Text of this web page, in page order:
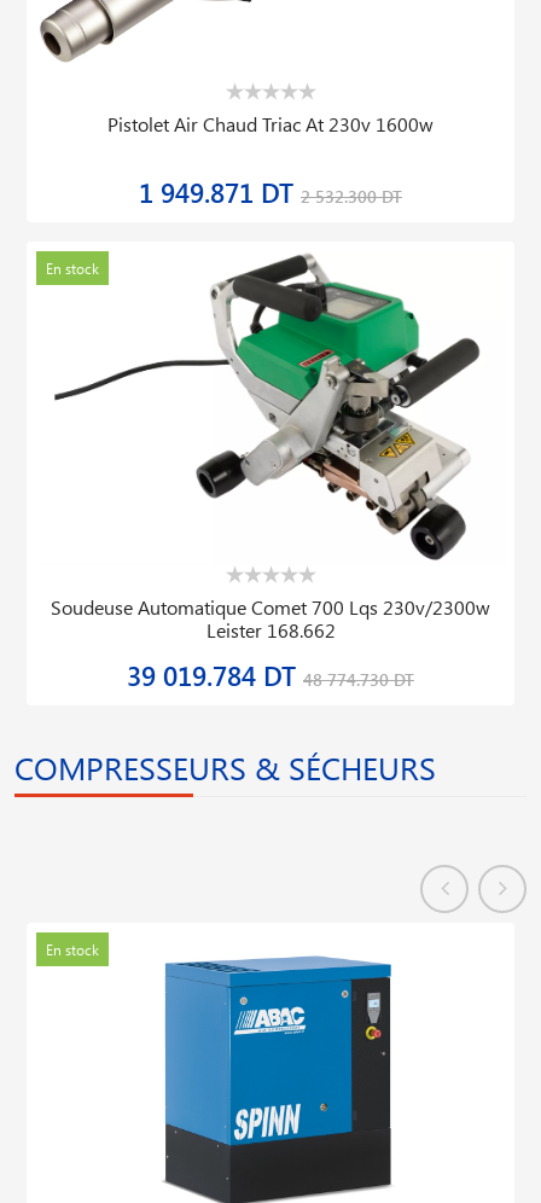
Pistolet Air Chaud Triac At 230v 1600w
1 949.871 DT 2 532.300 DT
En stock
Soudeuse Automatique Comet 700 Lqs 230v/2300w
Leister 168.662
39 019.784 DT 48 774.730 DT
COMPRESSEURS & SÉCHEURS
En stock